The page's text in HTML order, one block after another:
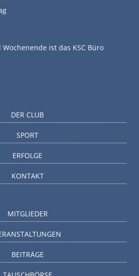
ist das KSC Büro
DER CLUB
SPORT
ERFOLGE
KONTAKT
MITGLIEDER
BEITRÄGE